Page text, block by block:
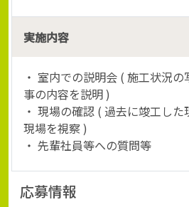
実施内容
・ 室内での説明会 ( 施工状況
事の内容を説明 )
・ 現場の確認 ( 過去に竣工し
現場を視察 )
・ 先輩社員等への質問等
応募情報